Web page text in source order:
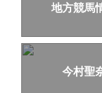
地方競馬
今村聖